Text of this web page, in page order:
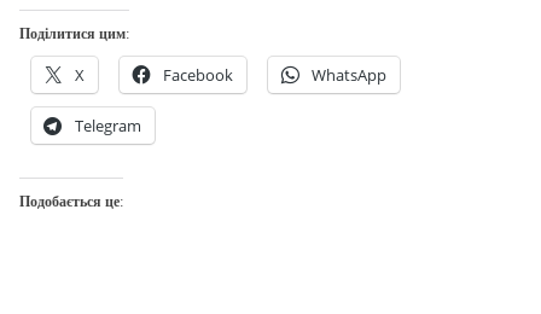
Поділитися цим:
X Facebook WhatsApp
Telegram
Подобається це: